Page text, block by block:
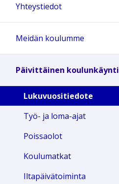
Yhteystiedot
Meidän koulumme
Päivittäinen koulunkäynti
Lukuvuositiedote
Työ- ja loma-ajat
Poissaolot
Koulumatkat
Iltapäivätoiminta